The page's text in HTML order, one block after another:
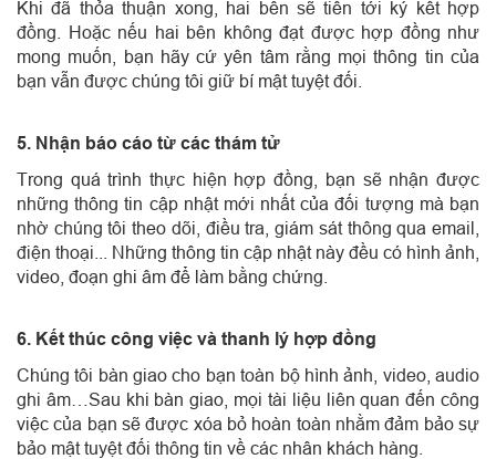
Khi đã thỏa thuận xong, hai bên sẽ tiến tới ký kết hợp
đồng. Hoặc nếu hai bên không đạt được hợp đồng như
mong muốn, bạn hãy cứ yên tâm rằng mọi thông tin của
bạn vẫn được chúng tôi giữ bí mật tuyệt đối.
5. Nhận báo cáo từ các thám tử
Trong quá trình thực hiện hợp đồng, bạn sẽ nhận được
những thông tin cập nhật mới nhất của đối tượng mà bạn
nhờ chúng tôi theo dõi, điều tra, giám sát thông qua email,
điện thoại... Những thông tin cập nhật này đều có hình ảnh,
video, đoạn ghi âm để làm bằng chứng.
6. Kết thúc công việc và thanh lý hợp đồng
Chúng tôi bàn giao cho bạn toàn bộ hình ảnh, video, audio
ghi âm…Sau khi bàn giao, mọi tài liệu liên quan đến công
việc của bạn sẽ được xóa bỏ hoàn toàn nhằm đảm bảo sự
bảo mật tuyệt đối thông tin về các nhân khách hàng.